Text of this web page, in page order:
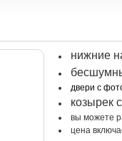
нижние
двери с
козырек
вы можете
цена